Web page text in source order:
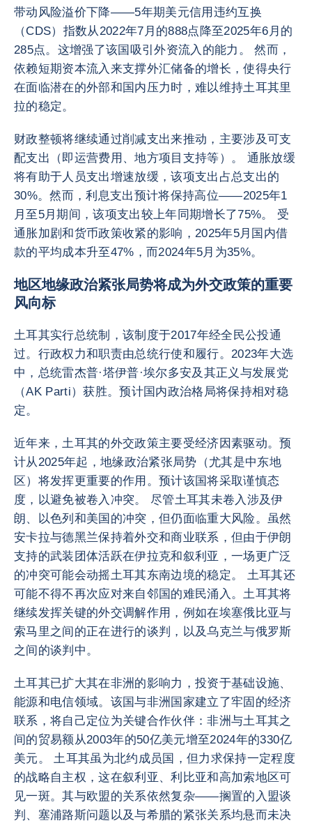
带动风险溢价下降——5年期美元信用违约互换
（CDS）指数从2022年7月的888点降至2025年6月的
285点。这增强了该国吸引外资流入的能力。 然而，
依赖短期资本流入来支撑外汇储备的增长，使得央行
在面临潜在的外部和国内压力时，难以维持土耳其里
拉的稳定。
财政整顿将继续通过削减支出来推动，主要涉及可支
配支出（即运营费用、地方项目支持等）。 通胀放缓
将有助于人员支出增速放缓，该项支出占总支出的
30%。然而，利息支出预计将保持高位——2025年1
月至5月期间，该项支出较上年同期增长了75%。 受
通胀加剧和货币政策收紧的影响，2025年5月国内借
款的平均成本升至47%，而2024年5月为35%。
地区地缘政治紧张局势将成为外交政策的重要
风向标
土耳其实行总统制，该制度于2017年经全民公投通
过。行政权力和职责由总统行使和履行。2023年大选
中，总统雷杰普·塔伊普·埃尔多安及其正义与发展党
（AK Parti）获胜。预计国内政治格局将保持相对稳
定。
近年来，土耳其的外交政策主要受经济因素驱动。预
计从2025年起，地缘政治紧张局势（尤其是中东地
区）将发挥更重要的作用。预计该国将采取谨慎态
度，以避免被卷入冲突。 尽管土耳其未卷入涉及伊
朗、以色列和美国的冲突，但仍面临重大风险。虽然
安卡拉与德黑兰保持着外交和商业联系，但由于伊朗
支持的武装团体活跃在伊拉克和叙利亚，一场更广泛
的冲突可能会动摇土耳其东南边境的稳定。 土耳其还
可能不得不再次应对来自邻国的难民涌入。土耳其将
继续发挥关键的外交调解作用，例如在埃塞俄比亚与
索马里之间的正在进行的谈判，以及乌克兰与俄罗斯
之间的谈判中。
土耳其已扩大其在非洲的影响力，投资于基础设施、
能源和电信领域。该国与非洲国家建立了牢固的经济
联系，将自己定位为关键合作伙伴：非洲与土耳其之
间的贸易额从2003年的50亿美元增至2024年的330亿
美元。 土耳其虽为北约成员国，但力求保持一定程度
的战略自主权，这在叙利亚、利比亚和高加索地区可
见一斑。其与欧盟的关系依然复杂——搁置的入盟谈
判、塞浦路斯问题以及与希腊的紧张关系均悬而未决